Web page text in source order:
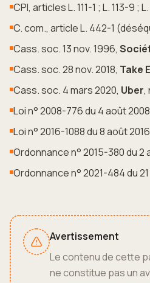
CPI, articles L. 111-1 ; L. 113-9 ; L.
C. com., article L. 442-1
Cass. soc. 13 nov. 1996,
Cass. soc. 28 nov. 2018, Take
Cass. soc. 4 mars 2020, Uber,
Loi n° 2008-776 du 4 août
Loi n° 2016-1088 du 8 août
Ordonnance n° 2015-380 du 2
Ordonnance n° 2021-484 du 21
Avertissement
Le contenu de cette
ne constitue pas un